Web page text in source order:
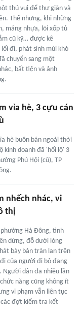
thú vui để thư giãn và
Thế nhưng, khi những
máng nhựa, lõi xốp tủ
cũ kỹ… được kê
đi, phát sinh mùi khó
chuyển sang một
bất tiện và ảnh
vỉa hè, 3 cựu cán
hè buôn bán ngoài thời
kinh doanh đã 'hối lộ' 3
Phú Hội (cũ), TP
nhếch nhác, vi
thị
Hà Đông, tình
dừng, đỗ dưới lòng
bày bán tràn lan trên
của người đi bộ đang
Người dân đã nhiều lần
năng cũng không ít
vi phạm vẫn liên tục
đợt kiểm tra kết